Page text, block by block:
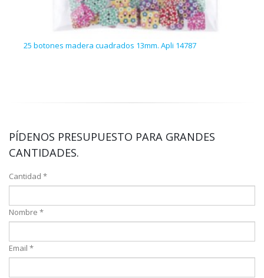
25 botones madera cuadrados 13mm. Apli 14787
PÍDENOS PRESUPUESTO PARA GRANDES
CANTIDADES.
Cantidad *
Nombre *
Email *